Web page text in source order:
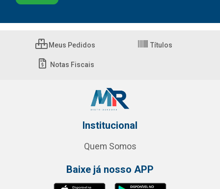
Meus Pedidos Títulos
Notas Fiscais
Institucional
Quem Somos
Baixe já nosso APP